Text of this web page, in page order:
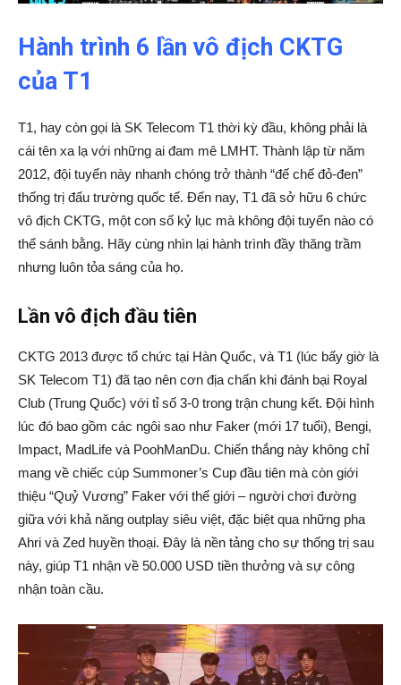
Hành trình 6 lần vô địch CKTG
của T1
T1, hay còn gọi là SK Telecom T1 thời kỳ đầu, không phải là
cái tên xa lạ với những ai đam mê LMHT. Thành lập từ năm
2012, đội tuyển này nhanh chóng trở thành “đế chế đỏ-đen”
thống trị đấu trường quốc tế. Đến nay, T1 đã sở hữu 6 chức
vô địch CKTG, một con số kỷ lục mà không đội tuyển nào có
thể sánh bằng. Hãy cùng nhìn lại hành trình đầy thăng trầm
nhưng luôn tỏa sáng của họ.
Lần vô địch đầu tiên
CKTG 2013 được tổ chức tại Hàn Quốc, và T1 (lúc bấy giờ là
SK Telecom T1) đã tạo nên cơn địa chấn khi đánh bại Royal
Club (Trung Quốc) với tỉ số 3-0 trong trận chung kết. Đội hình
lúc đó bao gồm các ngôi sao như Faker (mới 17 tuổi), Bengi,
Impact, MadLife và PoohManDu. Chiến thắng này không chỉ
mang về chiếc cúp Summoner’s Cup đầu tiên mà còn giới
thiệu “Quỷ Vương” Faker với thế giới – người chơi đường
giữa với khả năng outplay siêu việt, đặc biệt qua những pha
Ahri và Zed huyền thoại. Đây là nền tảng cho sự thống trị sau
này, giúp T1 nhận về 50.000 USD tiền thưởng và sự công
nhận toàn cầu.